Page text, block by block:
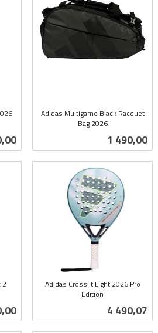
Adidas Multigame Black Racquet
Bag 2026
Pris
1 490,00
2
Adidas Cross It Light 2026 Pro
Edition
Pris
4 490,07